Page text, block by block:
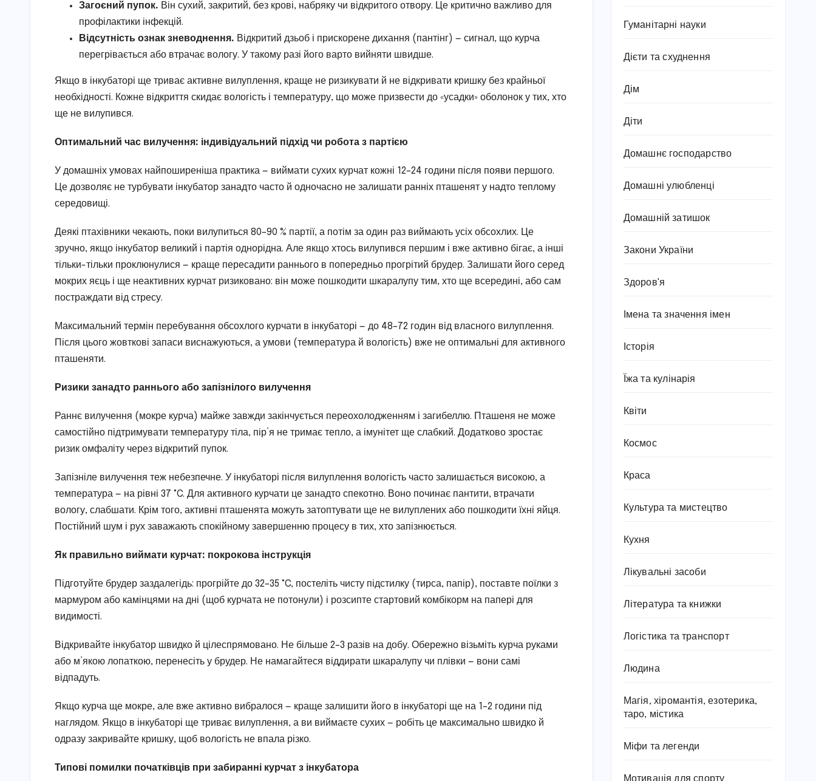
Загоєний пупок. Він сухий, закритий, без крові, набряку чи відкритого отвору. Це критично важливо для
профілактики інфекцій.
Відсутність ознак зневоднення. Відкритий дзьоб і прискорене дихання (пантінг) — сигнал, що курча
перегрівається або втрачає вологу. У такому разі його варто вийняти швидше.
Якщо в інкубаторі ще триває активне вилуплення, краще не ризикувати й не відкривати кришку без крайньої
необхідності. Кожне відкриття скидає вологість і температуру, що може призвести до «усадки» оболонок у тих, хто
ще не вилупився.
Оптимальний час вилучення: індивідуальний підхід чи робота з партією
У домашніх умовах найпоширеніша практика — виймати сухих курчат кожні 12–24 години після появи першого.
Це дозволяє не турбувати інкубатор занадто часто й одночасно не залишати ранніх пташенят у надто теплому
середовищі.
Деякі птахівники чекають, поки вилупиться 80–90 % партії, а потім за один раз виймають усіх обсохлих. Це
зручно, якщо інкубатор великий і партія однорідна. Але якщо хтось вилупився першим і вже активно бігає, а інші
тільки-тільки проклюнулися — краще пересадити раннього в попередньо прогрітий брудер. Залишати його серед
мокрих яєць і ще неактивних курчат ризиковано: він може пошкодити шкаралупу тим, хто ще всередині, або сам
постраждати від стресу.
Максимальний термін перебування обсохлого курчати в інкубаторі — до 48–72 годин від власного вилуплення.
Після цього жовткові запаси виснажуються, а умови (температура й вологість) вже не оптимальні для активного
пташеняти.
Ризики занадто раннього або запізнілого вилучення
Раннє вилучення (мокре курча) майже завжди закінчується переохолодженням і загибеллю. Пташеня не може
самостійно підтримувати температуру тіла, пір’я не тримає тепло, а імунітет ще слабкий. Додатково зростає
ризик омфаліту через відкритий пупок.
Запізніле вилучення теж небезпечне. У інкубаторі після вилуплення вологість часто залишається високою, а
температура — на рівні 37 °C. Для активного курчати це занадто спекотно. Воно починає пантити, втрачати
вологу, слабшати. Крім того, активні пташенята можуть затоптувати ще не вилуплених або пошкодити їхні яйця.
Постійний шум і рух заважають спокійному завершенню процесу в тих, хто запізнюється.
Як правильно виймати курчат: покрокова інструкція
Підготуйте брудер заздалегідь: прогрійте до 32–35 °C, постеліть чисту підстилку (тирса, папір), поставте поїлки з
мармуром або камінцями на дні (щоб курчата не потонули) і розсипте стартовий комбікорм на папері для
видимості.
Відкривайте інкубатор швидко й цілеспрямовано. Не більше 2–3 разів на добу. Обережно візьміть курча руками
або м’якою лопаткою, перенесіть у брудер. Не намагайтеся віддирати шкаралупу чи плівки — вони самі
відпадуть.
Якщо курча ще мокре, але вже активно вибралося — краще залишити його в інкубаторі ще на 1–2 години під
наглядом. Якщо в інкубаторі ще триває вилуплення, а ви виймаєте сухих — робіть це максимально швидко й
одразу закривайте кришку, щоб вологість не впала різко.
Типові помилки початківців при забиранні курчат з інкубатора
Гуманітарні науки
Дієти та схуднення
Дім
Діти
Домашнє господарство
Домашні улюбленці
Домашній затишок
Закони України
Здоров'я
Імена та значення імен
Історія
Їжа та кулінарія
Квіти
Космос
Краса
Культура та мистецтво
Кухня
Лікувальні засоби
Література та книжки
Логістика та транспорт
Людина
Магія, хіромантія, езотерика,
таро, містика
Міфи та легенди
Мотивація для спорту